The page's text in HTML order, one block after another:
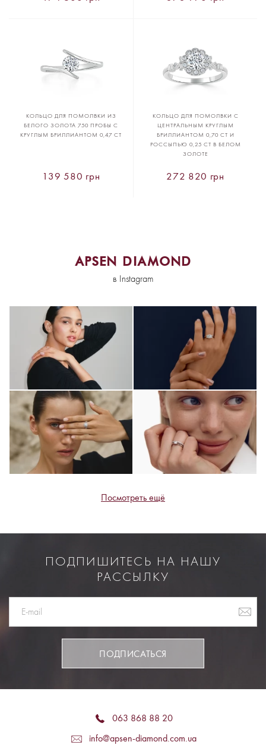
КОЛЬЦО ДЛЯ ПОМОЛВКИ ИЗ
БЕЛОГО ЗОЛОТА 750 ПРОБЫ С
КРУГЛЫМ БРИЛЛИАНТОМ 0,47 CT
139 580 грн
КОЛЬЦО ДЛЯ ПОМОЛВКИ С
ЦЕНТРАЛЬНЫМ КРУГЛЫМ
БРИЛЛИАНТОМ 0,70 CT И
РОССЫПЬЮ 0,25 CT В БЕЛОМ
ЗОЛОТЕ
272 820 грн
APSEN DIAMOND
в Instagram
Посмотреть ещё
ПОДПИШИТЕСЬ НА НАШУ
РАССЫЛКУ
ПОДПИСАТЬСЯ
063 868 88 20
info@apsen-diamond.com.ua